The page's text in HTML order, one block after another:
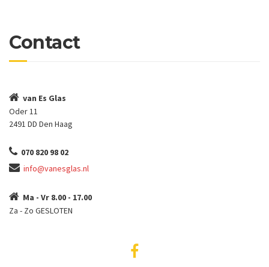
Contact
van Es Glas
Oder 11
2491 DD Den Haag
070 820 98 02
info@vanesglas.nl
Ma - Vr 8.00 - 17.00
Za - Zo GESLOTEN